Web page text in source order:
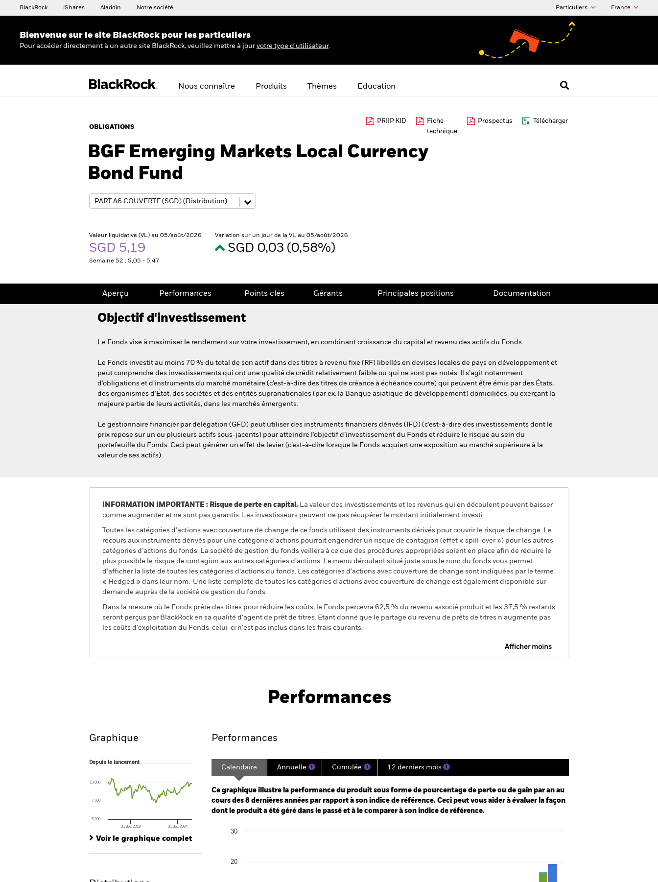
BlackRock iShares Aladdin Notre société Particuliers France
Bienvenue sur le site BlackRock pour les particuliers
Pour accéder directement à un autre site BlackRock, veuillez mettre à jour votre type d'utilisateur.
Nous connaître Produits Thèmes Education
OBLIGATIONS
PRIIP KID
Fiche
technique
Prospectus Télécharger
BGF Emerging Markets Local Currency
Bond Fund
Valeur liquidative (VL) au 05/août/2026
SGD 5,19
Semaine 52 : 5,05 - 5,47
Variation sur un jour de la VL au 05/août/2026
SGD 0,03 (0,58%)
Aperçu Performances Points clés Gérants Principales positions Documentation
Objectif d'investissement
Le Fonds vise à maximiser le rendement sur votre investissement, en combinant croissance du capital et revenu des actifs du Fonds.
Le Fonds investit au moins 70 % du total de son actif dans des titres à revenu fixe (RF) libellés en devises locales de pays en développement et
peut comprendre des investissements qui ont une qualité de crédit relativement faible ou qui ne sont pas notés. Il s’agit notamment
d’obligations et d’instruments du marché monétaire (c’est-à-dire des titres de créance à échéance courte) qui peuvent être émis par des États,
des organismes d’État, des sociétés et des entités supranationales (par ex. la Banque asiatique de développement) domiciliées, ou exerçant la
majeure partie de leurs activités, dans les marchés émergents.
Le gestionnaire financier par délégation (GFD) peut utiliser des instruments financiers dérivés (IFD) (c’est-à-dire des investissements dont le
prix repose sur un ou plusieurs actifs sous-jacents) pour atteindre l’objectif d’investissement du Fonds et réduire le risque au sein du
portefeuille du Fonds. Ceci peut générer un effet de levier (c’est-à-dire lorsque le Fonds acquiert une exposition au marché supérieure à la
valeur de ses actifs).
INFORMATION IMPORTANTE : Risque de perte en capital. La valeur des investissements et les revenus qui en découlent peuvent baisser
comme augmenter et ne sont pas garantis. Les investisseurs peuvent ne pas récupérer le montant initialement investi.
Toutes les catégories d’actions avec couverture de change de ce fonds utilisent des instruments dérivés pour couvrir le risque de change. Le
recours aux instruments dérivés pour une catégorie d’actions pourrait engendrer un risque de contagion (effet « spill-over ») pour les autres
catégories d’actions du fonds. La société de gestion du fonds veillera à ce que des procédures appropriées soient en place afin de réduire le
plus possible le risque de contagion aux autres catégories d’actions. Le menu déroulant situé juste sous le nom du fonds vous permet
d’afficher la liste de toutes les catégories d’actions du fonds. Les catégories d’actions avec couverture de change sont indiquées par le terme
« Hedged » dans leur nom. Une liste complète de toutes les catégories d'actions avec couverture de change est également disponible sur
demande auprès de la société de gestion du fonds.
Dans la mesure où le Fonds prête des titres pour réduire les coûts, le Fonds percevra 62,5 % du revenu associé produit et les 37,5 % restants
seront perçus par BlackRock en sa qualité d'agent de prêt de titres. Etant donné que le partage du revenu de prêts de titres n'augmente pas
les coûts d'exploitation du Fonds, celui-ci n'est pas inclus dans les frais courants.
Afficher moins
Performances
Graphique
Depuis le lancement
The chart has 1 X axis displaying Time. Range: 2017-08-01 00:00:00 to 2026-07-31 00:00:00.
The chart has 1 Y axis displaying values. Range: -48 to 24.
Depuis le lancement
31 déc 2019 31 déc 2024
5 200
7 600
10 000
Voir le graphique complet
Performances
Calendaire Annuelle Cumulée 12 derniers mois
Ce graphique illustre la performance du produit sous forme de pourcentage de perte ou de gain par an au
cours des 8 dernières années par rapport à son indice de référence. Ceci peut vous aider à évaluer la façon
dont le produit a été géré dans le passé et à le comparer à son indice de référence.
Bar chart with 2 data series.
20
30